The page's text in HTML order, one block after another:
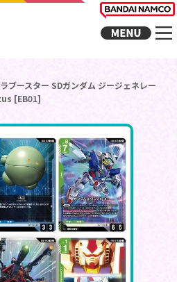
ブースター SDガンダム ジージェネレー
[EB01]